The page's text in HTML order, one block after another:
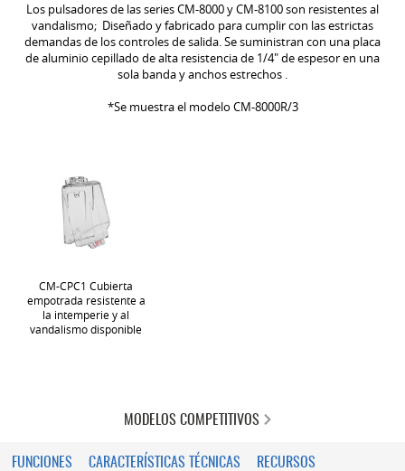
Los pulsadores de las series CM-8000 y CM-8100 son resistentes al
vandalismo; Diseñado y fabricado para cumplir con las estrictas
demandas de los controles de salida. Se suministran con una placa
de aluminio cepillado de alta resistencia de 1/4" de espesor en una
sola banda y anchos estrechos .
*Se muestra el modelo CM-8000R/3
CM-CPC1 Cubierta
empotrada resistente a
la intemperie y al
vandalismo disponible
MODELOS COMPETITIVOS
FUNCIONES CARACTERÍSTICAS TÉCNICAS RECURSOS